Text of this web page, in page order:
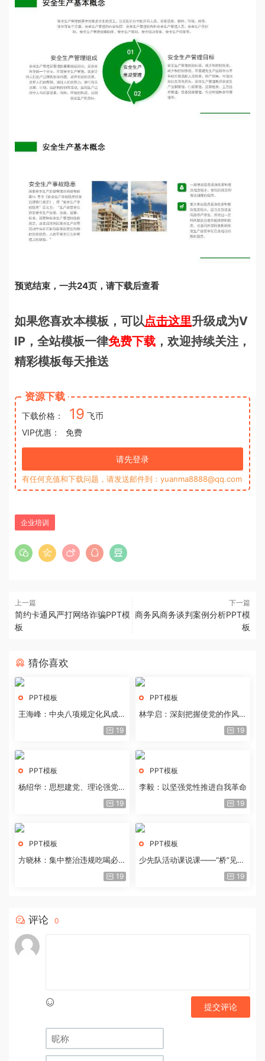
预览结束，一共24页，请下载后查看
如果您喜欢本模板，可以点击这里升级成为V
IP，全站模板一律免费下载 ，欢迎持续关注，
精彩模板每天推送
资源下载
下载价格： 19 飞币
VIP优惠：
免费
请先登录
有任何充值和下载问题，请发送邮件到：yuanma8888@qq.com
企业培训
上一篇
简约卡通风严打网络诈骗PPT模
板
下一篇
商务风商务谈判案例分析PPT模
板
猜你喜欢
PPT模板
王海峰：中央八项规定化风成俗
19
PPT模板
林学启：深刻把握使党的作风全
19
PPT模板
杨绍华：思想建党、理论强党的
19
PPT模板
李毅：以坚强党性推进自我革命
19
PPT模板
方晓林：集中整治违规吃喝必须
19
PPT模板
少先队活动课说课——“桥”见中
19
评论 0
提交评论